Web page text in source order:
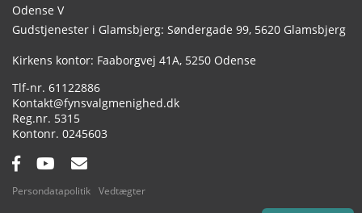
Odense V
Gudstjenester i Glamsbjerg: Søndergade 99, 5620 Glamsbjerg
Adresse:
Kirkens kontor: Faaborgvej 41A 5250 Odense
Tlf.:
61122886
Email:
Kontakt@fynsvalgmenighed.dk
Reg.nr.:
5315
Kontonummer:
0245603
Facebook:
YouTube:
Email:
Persondatapolitik Vedtægter